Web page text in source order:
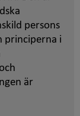
persons
principerna i
är